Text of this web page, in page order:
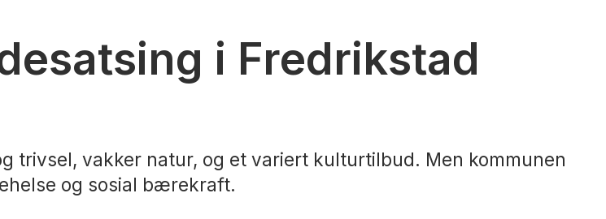
i Fredrikstad
trivsel, vakker natur, og et variert kulturtilbud. Men kommunen
og sosial bærekraft.